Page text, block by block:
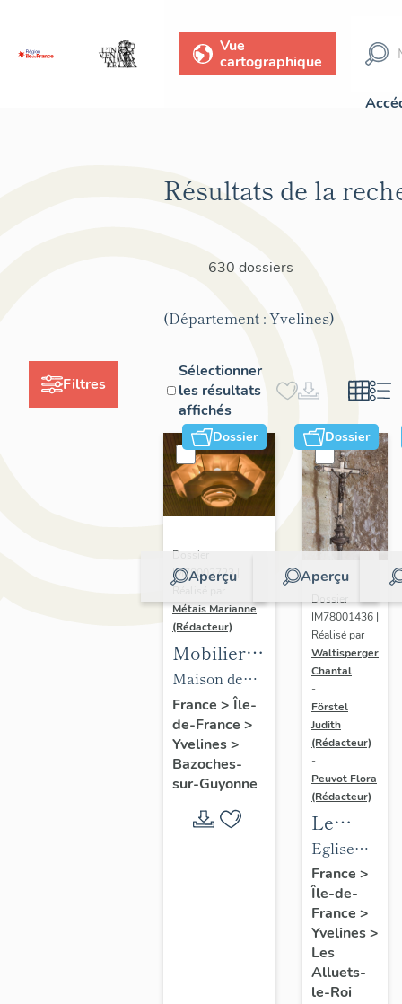
Vue
cartographique
Filtres
Résultats de la
630 dossiers
(Département : Yvelines)
Sélectionner
les résultats
affichés
Dossier
Aperçu
Dossier
IM78002723 |
Métais Marianne
(Rédacteur)
Mobilier
de la
maison
Louis
Carré
Maison de
villégiature
dite maison
Louis Carré
France > Île-
de-France >
Yvelines>
Bazoches-
sur-Guyonne
Dossier
Aperçu
Dossier
IM78001436 |
Réalisé par
Waltisperger
Chantal
-
Förstel
Judith
(Rédacteur)
-
Peuvot Flora
(Rédacteur)
Le
mobilier
de
l'église
Saint-
Nicolas
Eglise
paroissiale
Saint-
Nicolas
France >
Île-de-
France >
Yvelines>
Les
Alluets-
le-Roi